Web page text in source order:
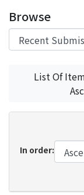
Browse
List Of
In order: